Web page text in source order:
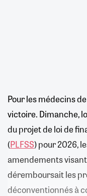
Pour les médecins
victoire. Dimanche,
du projet de loi de
(PLFSS) pour 2026,
amendements
déremboursait les
déconventionnés à